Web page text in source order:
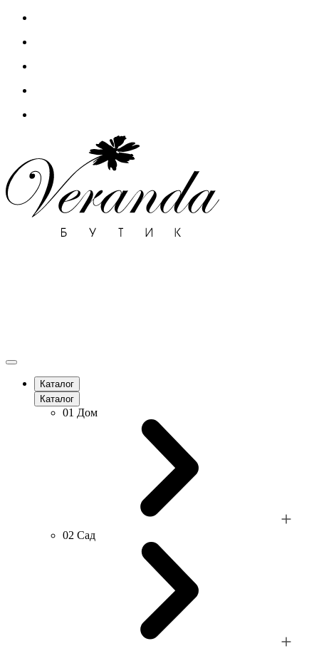
Каталог
Каталог
01 Дом
02 Сад